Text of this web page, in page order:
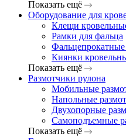
Показать ещё
Оборудование для
Клещи
Рамки для фальца
Киянки
Показать ещё
Размотчики рулона
Мобильные
Напольные
Двухопорные
Самоподъемные
Показать ещё